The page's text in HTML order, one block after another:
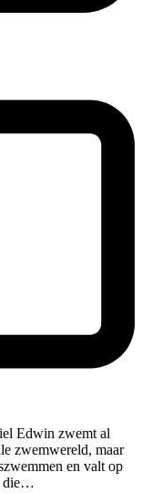
Edwin zwemt al
zwemwereld, maar
en valt op
die…